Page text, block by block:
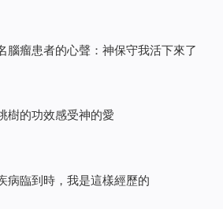
腦瘤患者的心聲：神保守我活下來了
樹的功效感受神的愛
病臨到時，我是這樣經歷的